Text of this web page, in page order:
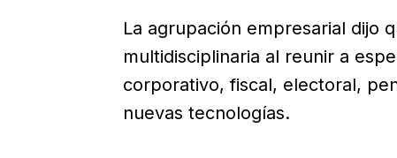
La agrupación empresarial dijo
multidisciplinaria al reunir a
corporativo, fiscal, electoral,
nuevas tecnologías.